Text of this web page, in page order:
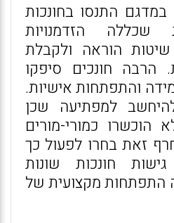
התנסו בחונכות
שכללה הזדמנויות
שיטות הוראה ולקבלת
הרבה חונכים סיפקו
והתפתחות אישיות.
למפתיעה שכן
הוכשרו כמורי-מורים
זאת בחרו לפעול כך
חונכות שונות
התפתחות מקצועית של